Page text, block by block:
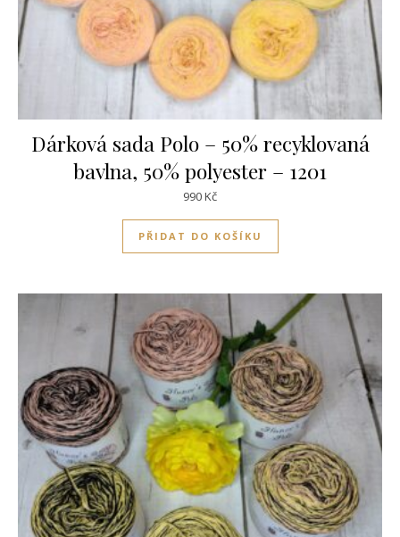
Dárková sada Polo – 50% recyklovaná
bavlna, 50% polyester – 1201
990Kč
PŘIDAT DO KOŠÍKU